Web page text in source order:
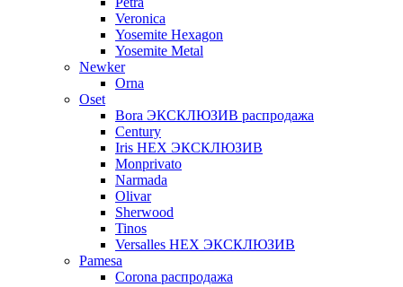
Veroniсa
Yosemite Hexagon
Yosemite Metal
Newker
Orna
Oset
Bora ЭКСКЛЮЗИВ распродажа
Century
Iris HEX ЭКСКЛЮЗИВ
Monprivato
Narmada
Olivar
Sherwood
Tinos
Versalles HEX ЭКСКЛЮЗИВ
Pamesa
Corona распродажа